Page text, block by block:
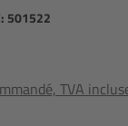
501522
TVA